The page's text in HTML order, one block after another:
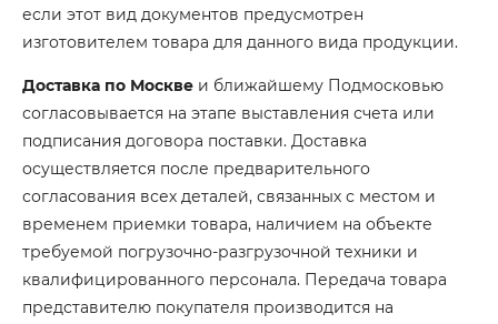
если этот вид документов предусмотрен
изготовителем товара для данного вида продукции.
Доставка по Москве и ближайшему Подмосковью
согласовывается на этапе выставления счета или
подписания договора поставки. Доставка
осуществляется после предварительного
согласования всех деталей, связанных с местом и
временем приемки товара, наличием на объекте
требуемой погрузочно-разгрузочной техники и
квалифицированного персонала. Передача товара
представителю покупателя производится на